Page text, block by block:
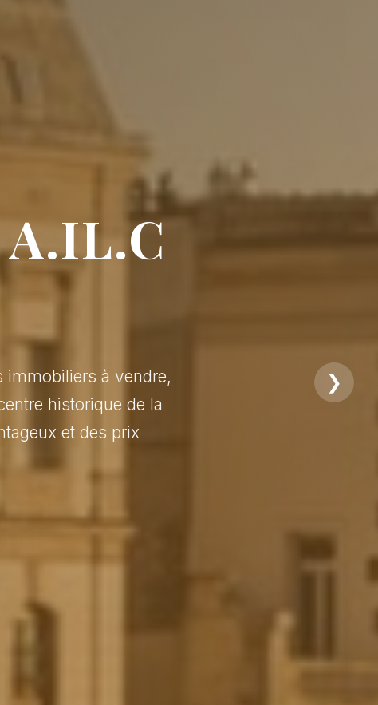
❯
immobiliers à vendre,
historique de la
et des prix